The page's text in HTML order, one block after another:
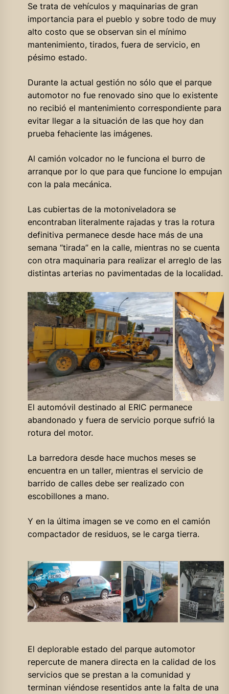
Se trata de vehículos y maquinarias de gran
importancia para el pueblo y sobre todo de muy
alto costo que se observan sin el mínimo
mantenimiento, tirados, fuera de servicio, en
pésimo estado.
Durante la actual gestión no sólo que el parque
automotor no fue renovado sino que lo existente
no recibió el mantenimiento correspondiente para
evitar llegar a la situación de las que hoy dan
prueba fehaciente las imágenes.
Al camión volcador no le funciona el burro de
arranque por lo que para que funcione lo empujan
con la pala mecánica.
Las cubiertas de la motoniveladora se
encontraban literalmente rajadas y tras la rotura
definitiva permanece desde hace más de una
semana “tirada” en la calle, mientras no se cuenta
con otra maquinaria para realizar el arreglo de las
distintas arterias no pavimentadas de la localidad.
El automóvil destinado al ERIC permanece
abandonado y fuera de servicio porque sufrió la
rotura del motor.
La barredora desde hace muchos meses se
encuentra en un taller, mientras el servicio de
barrido de calles debe ser realizado con
escobillones a mano.
Y en la última imagen se ve como en el camión
compactador de residuos, se le carga tierra.
El deplorable estado del parque automotor
repercute de manera directa en la calidad de los
servicios que se prestan a la comunidad y
terminan viéndose resentidos ante la falta de una